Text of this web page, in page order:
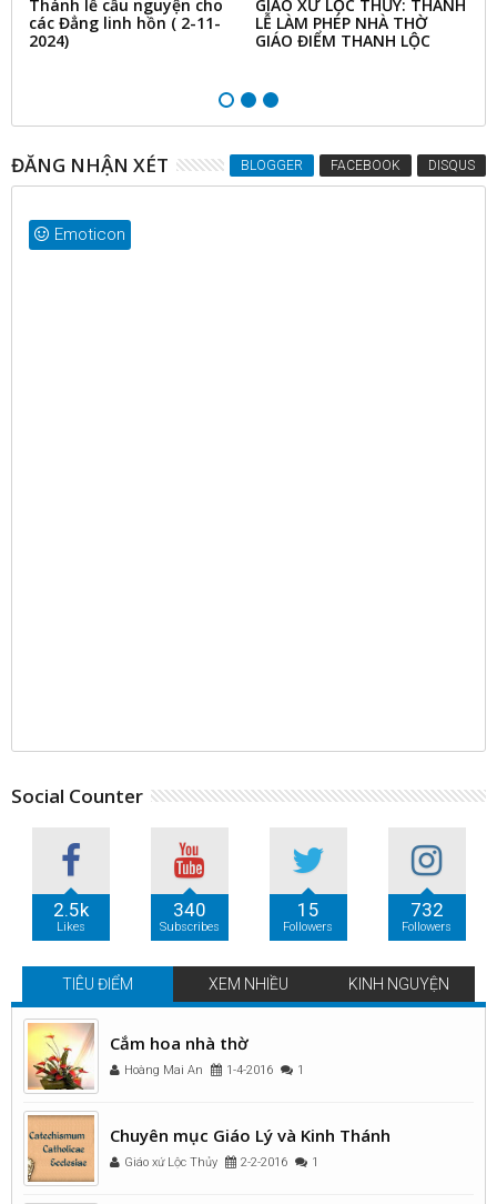
Thánh lễ cầu nguyện cho
các Đẳng linh hồn ( 2-11-
2024)
GIÁO XỨ LỘC THỦY: THÁNH
LỄ LÀM PHÉP NHÀ THỜ
GIÁO ĐIỂM THANH LỘC
ĐĂNG NHẬN XÉT BLOGGER FACEBOOK DISQUS
Emoticon
Social Counter
2.5k
Likes
340
Subscribes
15
Followers
732
Followers
TIÊU ĐIỂM XEM NHIỀU KINH NGUYỆN
Cắm hoa nhà thờ
Hoàng Mai An 1-4-2016 1
Chuyên mục Giáo Lý và Kinh Thánh
Giáo xứ Lộc Thủy 2-2-2016 1